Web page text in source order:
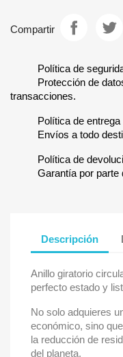
Compartir
Política de
Protección de
transacciones.
Política de entrega
Envíos a todo
Política de
Garantía por parte
Descripción
Anillo giratorio
perfecto estado y
No solo adquieres
económico, sino
la reducción de
del planeta.